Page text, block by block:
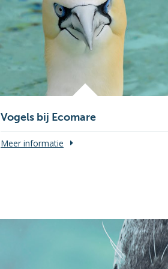
Vogels bij Ecomare
Meer informatie